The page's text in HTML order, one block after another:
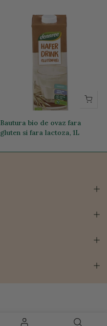
Bautura bio de ovaz fara
gluten si fara lactoza, 1L